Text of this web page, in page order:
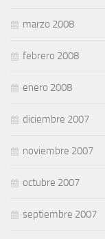
marzo 2008
febrero 2008
enero 2008
diciembre 2007
noviembre 2007
octubre 2007
septiembre 2007